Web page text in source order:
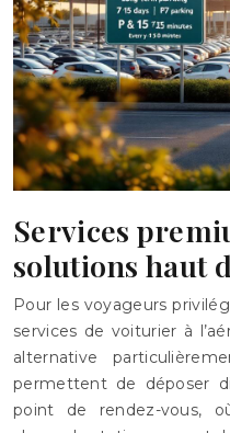
Services
solutions haut
Pour les voyageurs
services de voiturier à
alternative
permettent de déposer
point de rendez-vous,